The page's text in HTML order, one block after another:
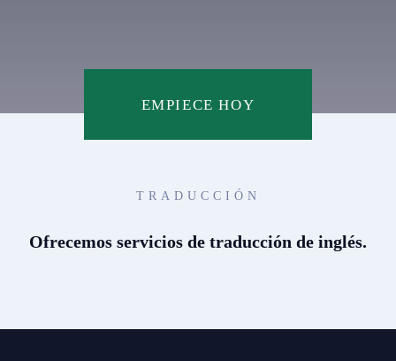
EMPIECE HOY
TRADUCCIÓN
Ofrecemos servicios de traducción de inglés.